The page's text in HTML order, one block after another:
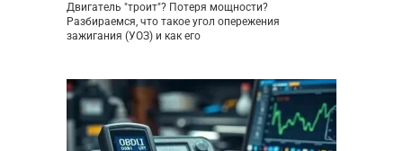
Двигатель "троит"? Потеря мощности?
Разбираемся, что такое угол опережения
зажигания (УОЗ) и как его